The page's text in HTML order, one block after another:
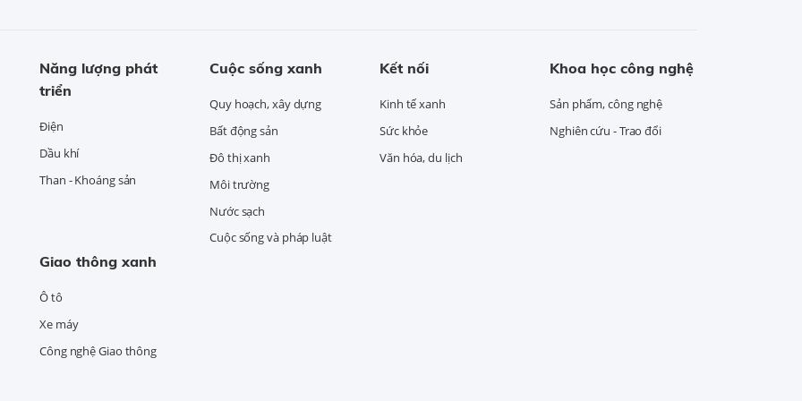
Năng lượng phát
triển
Điện
Dầu khí
Than - Khoáng sản
Cuộc sống xanh
Quy hoạch, xây dựng
Bất động sản
Đô thị xanh
Môi trường
Nước sạch
Cuộc sống và pháp luật
Kết nối
Kinh tế xanh
Sức khỏe
Văn hóa, du lịch
Khoa học công nghệ
Sản phẩm, công nghệ
Nghiên cứu - Trao đổi
Giao thông xanh
Ô tô
Xe máy
Công nghệ Giao thông